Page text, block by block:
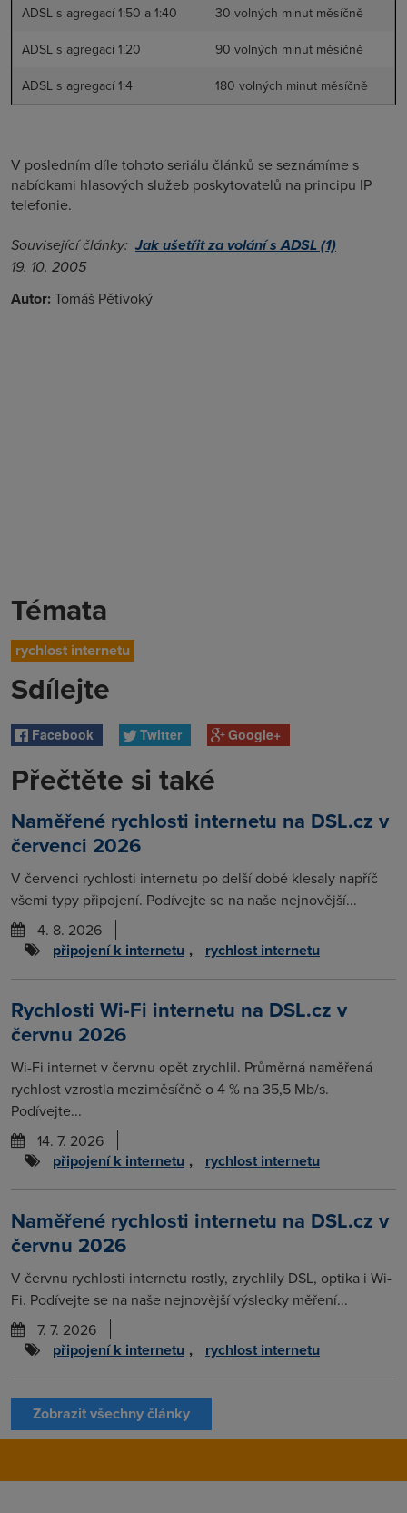
ADSL s agregací 1:50 a 1:40
30 volných minut měsíčně
ADSL s agregací 1:20
90 volných minut měsíčně
ADSL s agregací 1:4
180 volných minut měsíčně
V posledním díle tohoto seriálu článků se seznámíme s
nabídkami hlasových služeb poskytovatelů na principu IP
telefonie.
Související články:Jak ušetřit za volání s ADSL (1)
19. 10. 2005
Autor: Tomáš Pětivoký
Témata
rychlost internetu
Sdílejte
Facebook Twitter Google+
Přečtěte si také
Naměřené rychlosti internetu na DSL.cz v
červenci 2026
V červenci rychlosti internetu po delší době klesaly napříč
všemi typy připojení. Podívejte se na naše nejnovější...
4. 8. 2026
připojení k internetu , rychlost internetu
Rychlosti Wi-Fi internetu na DSL.cz v
červnu 2026
Wi-Fi internet v červnu opět zrychlil. Průměrná naměřená
rychlost vzrostla meziměsíčně o 4 % na 35,5 Mb/s.
Podívejte...
14. 7. 2026
připojení k internetu , rychlost internetu
Naměřené rychlosti internetu na DSL.cz v
červnu 2026
V červnu rychlosti internetu rostly, zrychlily DSL, optika i Wi-
Fi. Podívejte se na naše nejnovější výsledky měření...
7. 7. 2026
připojení k internetu , rychlost internetu
Zobrazit všechny články